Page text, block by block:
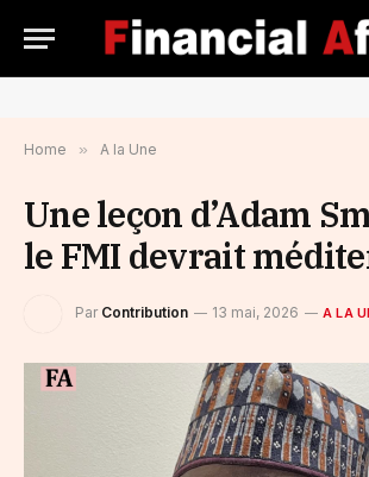
Home » A la Une
Une leçon d’Adam
le FMI devrait
Par Contribution 13 mai, 2026 A LA